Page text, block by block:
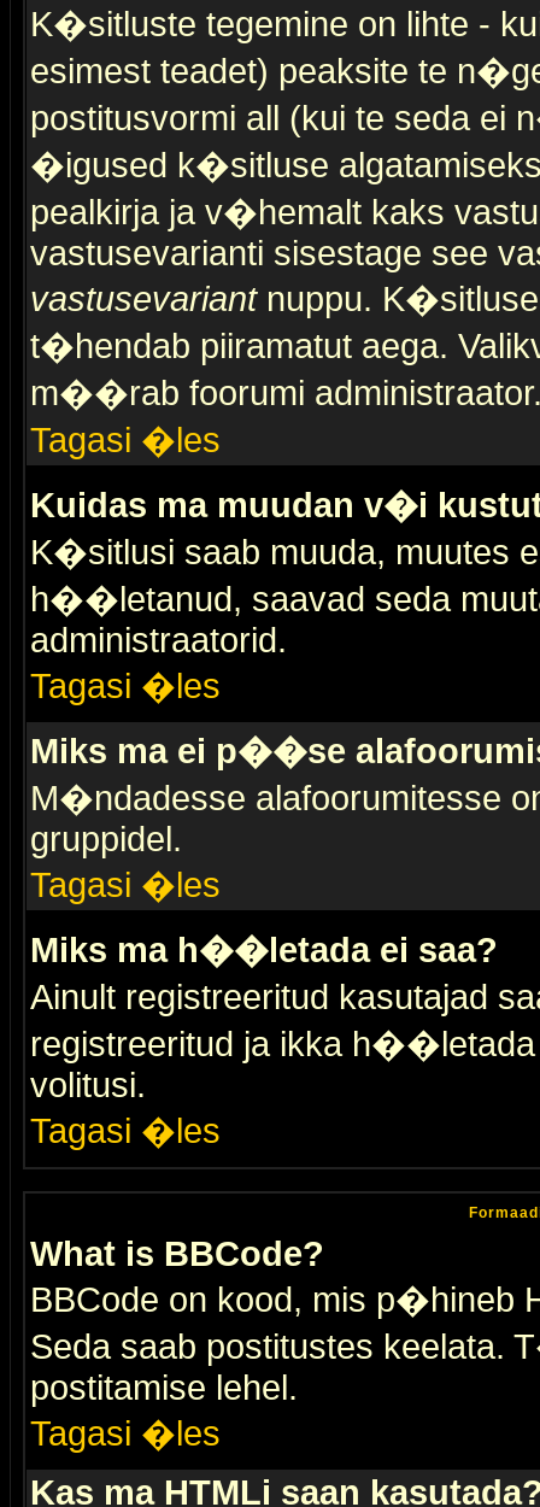
K�sitluste tegemine on lihte -
esimest teadet) peaksite te
postitusvormi all (kui te seda ei
�igused k�sitluse
pealkirja ja v�hemalt kaks
vastusevarianti sisestage see
vastusevariantnuppu.
t�hendab piiramatut aega.
m��rab foorumi
Tagasi �les
Kuidas ma muudan v�i
K�sitlusi saab muuda, muutes
h��letanud, saavad seda
administraatorid.
Tagasi �les
Miks ma ei p��se
M�ndadesse alafoorumitesse
gruppidel.
Tagasi �les
Miks ma h��letada ei saa?
Ainult registreeritud kasutajad
registreeritud ja ikka h��letada
volitusi.
Tagasi �les
What is BBCode?
BBCode on kood, mis p�hineb
Seda saab postitustes keelata.
postitamise lehel.
Tagasi �les
Kas ma HTMLi saan